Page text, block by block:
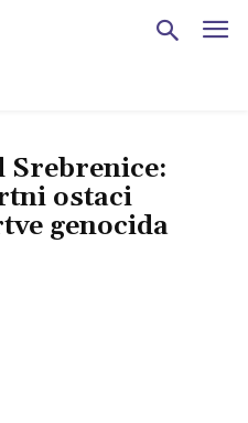
Srebrenice:
ostaci
genocida